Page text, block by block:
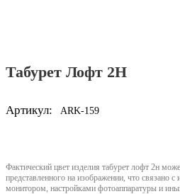
Табурет Лофт 2Н
Артикул: ARK-159
Фактический цвет изделия табурет лофт 2н
представленного на изображении, что связано с
монитором, настройками фотоаппаратуры и